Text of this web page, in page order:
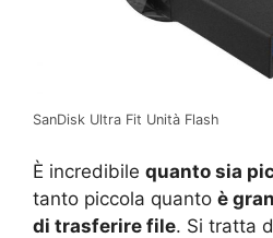
SanDisk Ultra Fit Unità Flash
È incredibile quanto sia
tanto piccola quanto è
di trasferire file. Si tratta